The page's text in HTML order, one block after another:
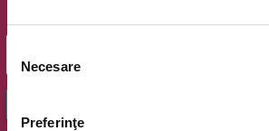
consimțământului
Necesare
Preferinţe